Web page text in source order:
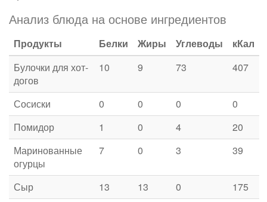
Анализ блюда на основе ингредиентов
Продукты Белки Жиры Углеводы
кКал
Булочки для хот-
догов
10 9 73 407
Сосиски 0 0 0
0
Помидор
1 0 4
20
Маринованные
огурцы
7 0 3 39
Сыр 13 13 0
175